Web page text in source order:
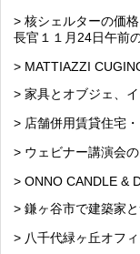
> 核シェルターの価
長官１１月24日午前の
> MATTIAZZI
> 家具とオブジェ、
> 店舗併用賃貸住宅
> ウェビナー講演会
> ONNO CANDLE &
> 鎌ヶ谷市で建築家
> 八千代緑ヶ丘オフ